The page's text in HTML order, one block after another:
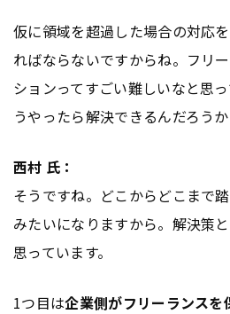
仮に領域を超過した場合の対応
ればならないですからね。フリ
ションってすごい難しいなと思
うやったら解決できるんだろう
西村 氏：
そうですね。どこからどこまで
みたいになりますから。解決策
思っています。
1つ目は企業側がフリーランスを